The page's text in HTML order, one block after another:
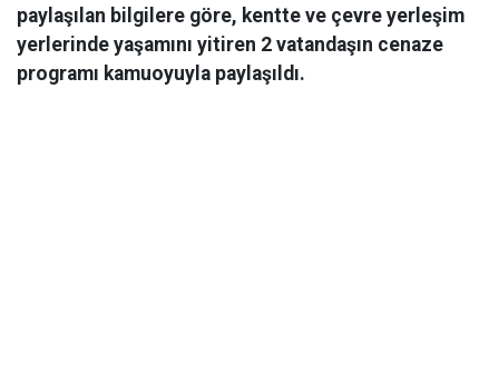
paylaşılan bilgilere göre, kentte ve çevre yerleşim
yerlerinde yaşamını yitiren 2 vatandaşın cenaze
programı kamuoyuyla paylaşıldı.